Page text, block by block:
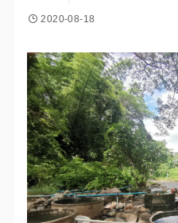
2020-08-18